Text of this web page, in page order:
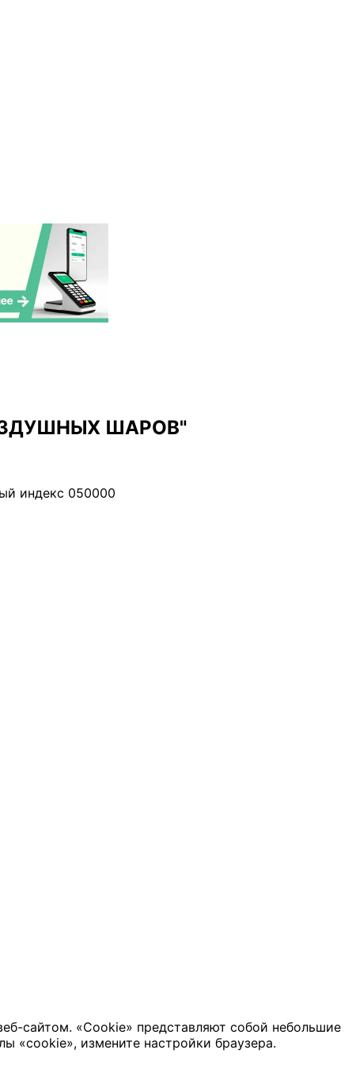
ШАРОВ"
индекс 050000
сайтом. «Cookie» представляют собой небольшие
«cookie», измените настройки браузера.